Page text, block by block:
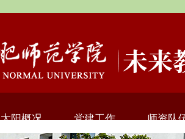
太阳概况 党建工作 师资队